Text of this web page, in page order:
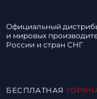
Официальный
и мировых
России и стран СНГ
БЕСПЛАТНАЯ